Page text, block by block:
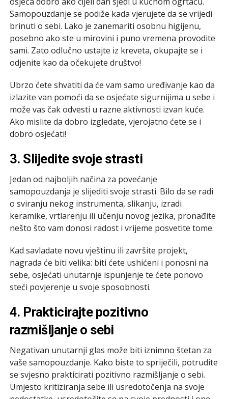
Samopouzdanje se podiže kada vjerujete da se vrijedi
brinuti o sebi. Lako je zanemariti osobnu higijenu,
posebno ako ste u mirovini i puno vremena provodite
sami. Zato odlučno ustajte iz kreveta, okupajte se i
odjenite kao da očekujete društvo!
Ubrzo ćete shvatiti da će vam samo uređivanje kao da
izlazite van pomoći da se osjećate sigurnijima u sebe i
može vas čak odvesti u razne aktivnosti izvan kuće.
Ako mislite da dobro izgledate, vjerojatno ćete se i
dobro osjećati!
3. Slijedite svoje strasti
Jedan od najboljih načina za povećanje
samopouzdanja je slijediti svoje strasti. Bilo da se radi
o sviranju nekog instrumenta, slikanju, izradi
keramike, vrtlarenju ili učenju novog jezika, pronađite
nešto što vam donosi radost i vrijeme posvetite tome.
Kad savladate novu vještinu ili završite projekt,
nagrada će biti velika: biti ćete ushićeni i ponosni na
sebe, osjećati unutarnje ispunjenje te ćete ponovo
steći povjerenje u svoje sposobnosti.
4. Prakticirajte pozitivno
razmišljanje o sebi
Negativan unutarnji glas može biti iznimno štetan za
vaše samopouzdanje. Kako biste to spriječili, potrudite
se svjesno prakticirati pozitivno razmišljanje o sebi.
Umjesto kritiziranja sebe ili usredotočenja na svoje